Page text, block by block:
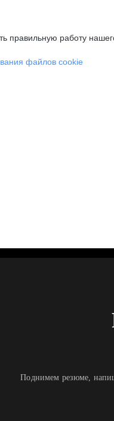
работу
файлов cookie
Поднимем резюме,